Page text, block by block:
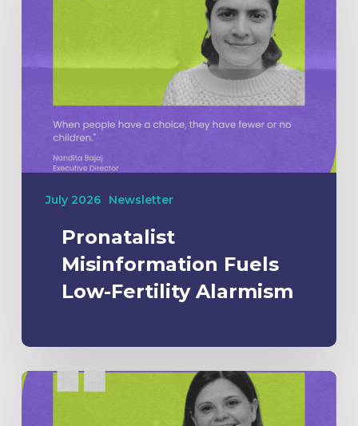
July 2026 Newsletter
Pronatalist
Misinformation Fuels
Low-Fertility Alarmism